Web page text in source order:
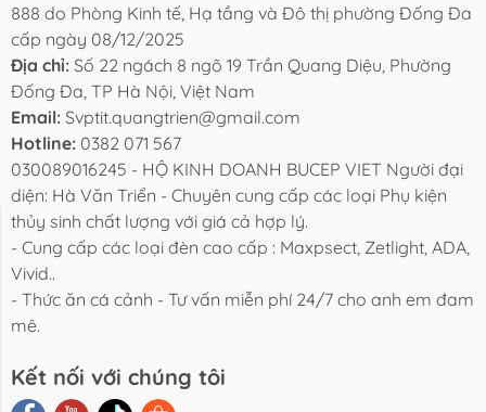
Viết Chia
Sẻ
Video Review
Sản Phẩm
Liên Hệ
888 do Phòng Kinh tế, Hạ tầng và Đô thị phường Đống Đa
cấp ngày 08/12/2025
Địa chỉ: Số 22 ngách 8 ngõ 19 Trần Quang Diệu, Phường
Đống Đa, TP Hà Nội, Việt Nam
Email: Svptit.quangtrien@gmail.com
Hotline: 0382 071 567
030089016245 - HỘ KINH DOANH BUCEP VIET Người đại
diện: Hà Văn Triển - Chuyên cung cấp các loại Phụ kiện
thủy sinh chất lượng với giá cả hợp lý.
- Cung cấp các loại đèn cao cấp : Maxpsect, Zetlight, ADA,
Vivid..
- Thức ăn cá cảnh - Tư vấn miễn phí 24/7 cho anh em đam
mê.
Kết nối với chúng tôi